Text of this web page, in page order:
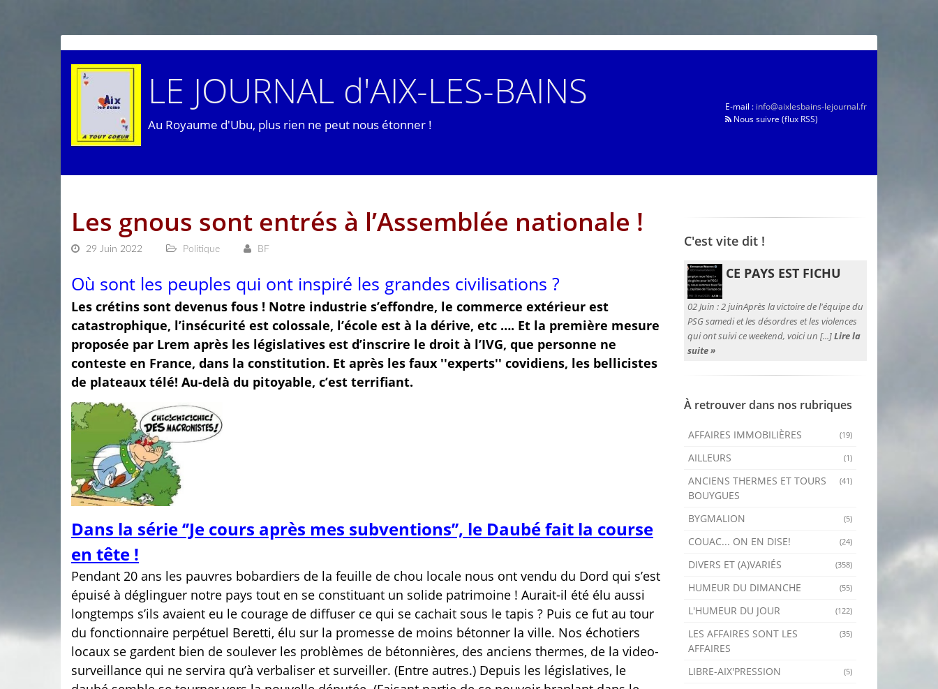
LE JOURNAL d'AIX-LES-BAINS
Au Royaume d'Ubu, plus rien ne peut nous étonner !
E-mail : info@aixlesbains-lejournal.fr
Nous suivre (flux RSS)
Les gnous sont entrés à l’Assemblée nationale !
29 Juin 2022 Politique BF
Où sont les peuples qui ont inspiré les grandes civilisations ?
Les crétins sont devenus fous ! Notre industrie s’effondre, le commerce extérieur est
catastrophique, l’insécurité est colossale, l’école est à la dérive, etc …. Et la première mesure
proposée par Lrem après les législatives est d’inscrire le droit à l’IVG, que personne ne
conteste en France, dans la constitution. Et après les faux ''experts'' covidiens, les bellicistes
de plateaux télé! Au-delà du pitoyable, c’est terrifiant.
Dans la série ‘’Je cours après mes subventions’’, le Daubé fait la course
en tête !
Pendant 20 ans les pauvres bobardiers de la feuille de chou locale nous ont vendu du Dord qui s’est
épuisé à déglinguer notre pays tout en se constituant un solide patrimoine ! Aurait-il été élu aussi
longtemps s’ils avaient eu le courage de diffuser ce qui se cachait sous le tapis ? Puis ce fut au tour
du fonctionnaire perpétuel Beretti, élu sur la promesse de moins bétonner la ville. Nos échotiers
locaux se gardent bien de soulever les problèmes de bétonnières, des anciens thermes, de la video-
surveillance qui ne servira qu’à verbaliser et surveiller. (Entre autres.) Depuis les législatives, le
C'est vite dit !
CE PAYS EST FICHU
02 Juin :2 juinAprès la victoire de l'équipe du
PSG samedi et les désordres et les violences
qui ont suivi ce weekend, voici un [...]Lire la
suite »
À retrouver dans nos rubriques
(19)
AFFAIRES IMMOBILIÈRES
(1)
AILLEURS
(41)
ANCIENS THERMES ET TOURS
BOUYGUES
(5)
BYGMALION
(24)
COUAC... ON EN DISE!
(358)
DIVERS ET (A)VARIÉS
(55)
HUMEUR DU DIMANCHE
(122)
L'HUMEUR DU JOUR
(35)
LES AFFAIRES SONT LES
AFFAIRES
(5)
LIBRE-AIX'PRESSION